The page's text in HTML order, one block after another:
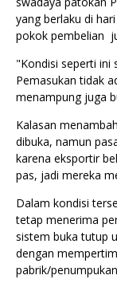
yang berlaku di
pokok pembelian
"Kondisi seperti ini
Pemasukan tidak
menampung juga
Kalasan
dibuka, namun
karena eksportir
pas, jadi mereka
Dalam kondisi
tetap menerima
sistem buka tutup
dengan
pabrik/